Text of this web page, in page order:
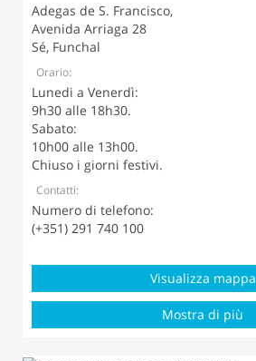
Adegas de S. Francisco,
Avenida Arriaga 28
Sé, Funchal
Orario:
Lunedi a Venerdì:
9h30 alle 18h30.
Sabato:
10h00 alle 13h00.
Chiuso i giorni festivi.
Contatti:
Numero di telefono:
(+351) 291 740 100
Visualizza mappa
Mostra di più